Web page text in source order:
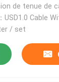
de tenue de
USD1.0 Cable
/ set